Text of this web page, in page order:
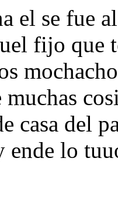
el se fue
fijo que
casa del
ende lo